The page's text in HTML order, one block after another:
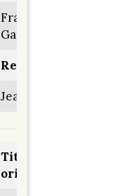
François le
Gardeur
Regia di:
Jean Beaudin
Titolo
originale: